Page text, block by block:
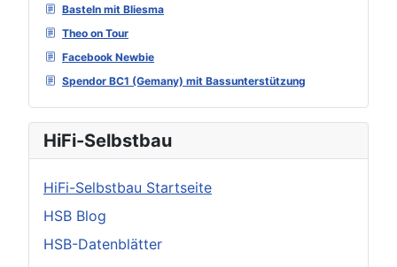
Basteln mit Bliesma
Theo on Tour
Facebook Newbie
Spendor BC1 (Gemany) mit Bassunterstützung
HiFi-Selbstbau
HiFi-Selbstbau Startseite
HSB Blog
HSB-Datenblätter